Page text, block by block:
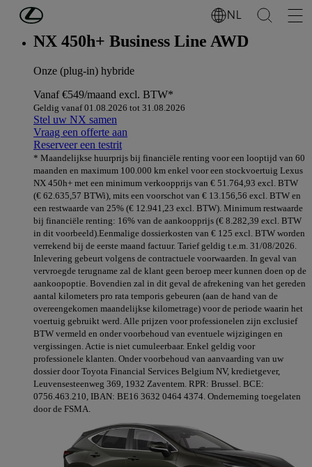
Ga naar de hoofdinhoud NL
NX 450h+ Business Line AWD
Onze (plug-in) hybride
Vanaf€549/maand excl. BTW*
Geldig vanaf 01.08.2026 tot 31.08.2026
Stel uw NX samen
Vraag een offerte aan
Reserveer een testrit
* Maandelijkse huurprijs bij financiële renting voor een looptijd van 60
maanden en maximum 100.000 km enkel voor een stockvoertuig Lexus
NX 450h+ met een minimum verkoopprijs van € 51.764,93 excl. BTW
(€ 62.635,57 BTWi), mits een voorschot van € 13.156,56 excl. BTW en
een restwaarde van 25% (€ 12.941,23 excl. BTW). Minimum restwaarde
bij financiële renting: 16% van de aankoopprijs (€ 8.282,39 excl. BTW
in dit voorbeeld).Eenmalige dossierkosten van € 125 excl. BTW worden
verrekend bij de eerste maand factuur. Tarief geldig t.e.m. 31/08/2026.
Inlevering gebeurt volgens de contractuele voorwaarden. In geval van
vervroegde terugname zal de klant geen beroep meer kunnen doen op de
aankoopoptie. Bovendien zal in dit geval de afrekening van het gereden
aantal kilometers pro rata temporis gebeuren (aan de hand van de
overeengekomen maandelijkse kilometrage) voor de periode waarin het
voertuig gebruikt werd. Alle prijzen voor professionelen zijn exclusief
BTW vermeld en onder voorbehoud van eventuele wijzigingen en
vergissingen. Actie is niet cumuleerbaar. Enkel geldig voor
professionele klanten. Onder voorbehoud van aanvaarding van uw
dossier door Toyota Financial Services Belgium NV, kredietgever,
Leuvensesteenweg 369, 1932 Zaventem. RPR: Brussel. BCE:
0756.463.210, IBAN: BE16 3632 0464 4374. Onderneming toegelaten
door de FSMA.